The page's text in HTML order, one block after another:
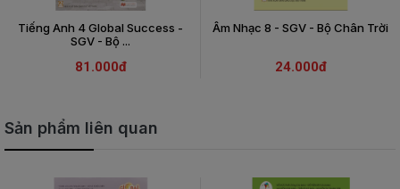
Tiếng Anh 4 Global Success -
SGV - Bộ ...
81.000đ
Âm Nhạc 8 - SGV - Bộ Chân Trời
24.000đ
Sản phẩm liên quan